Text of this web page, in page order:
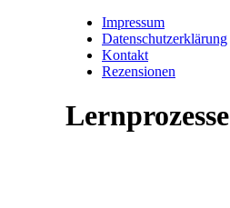
Impressum
Datenschutzerklärung
Kontakt
Rezensionen
Lernprozesse